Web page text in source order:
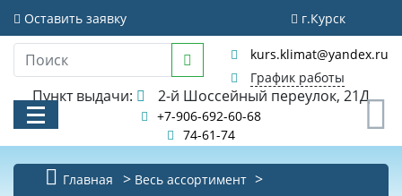
Оставить заявку г.Курск
kurs.klimat@yandex.ru
График работы
Пункт выдачи: 2-й Шоссейный переулок, 21Д
+7-906-692-60-68
74-61-74
Главная
Весь ассортимент